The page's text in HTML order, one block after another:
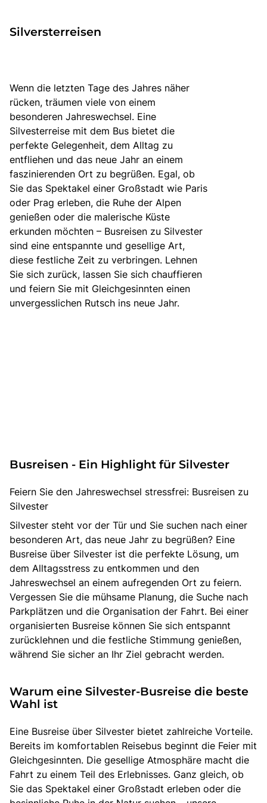
Silversterreisen
Wenn die letzten Tage des Jahres näher
rücken, träumen viele von einem
besonderen Jahreswechsel. Eine
Silvesterreise mit dem Bus bietet die
perfekte Gelegenheit, dem Alltag zu
entfliehen und das neue Jahr an einem
faszinierenden Ort zu begrüßen. Egal, ob
Sie das Spektakel einer Großstadt wie Paris
oder Prag erleben, die Ruhe der Alpen
genießen oder die malerische Küste
erkunden möchten – Busreisen zu Silvester
sind eine entspannte und gesellige Art,
diese festliche Zeit zu verbringen. Lehnen
Sie sich zurück, lassen Sie sich chauffieren
und feiern Sie mit Gleichgesinnten einen
unvergesslichen Rutsch ins neue Jahr.
Busreisen - Ein Highlight für Silvester
Feiern Sie den Jahreswechsel stressfrei: Busreisen zu
Silvester
Silvester steht vor der Tür und Sie suchen nach einer
besonderen Art, das neue Jahr zu begrüßen? Eine
Busreise über Silvester ist die perfekte Lösung, um
dem Alltagsstress zu entkommen und den
Jahreswechsel an einem aufregenden Ort zu feiern.
Vergessen Sie die mühsame Planung, die Suche nach
Parkplätzen und die Organisation der Fahrt. Bei einer
organisierten Busreise können Sie sich entspannt
zurücklehnen und die festliche Stimmung genießen,
während Sie sicher an Ihr Ziel gebracht werden.
Warum eine Silvester-Busreise die beste
Wahl ist
Eine Busreise über Silvester bietet zahlreiche Vorteile.
Bereits im komfortablen Reisebus beginnt die Feier mit
Gleichgesinnten. Die gesellige Atmosphäre macht die
Fahrt zu einem Teil des Erlebnisses. Ganz gleich, ob
Sie das Spektakel einer Großstadt erleben oder die